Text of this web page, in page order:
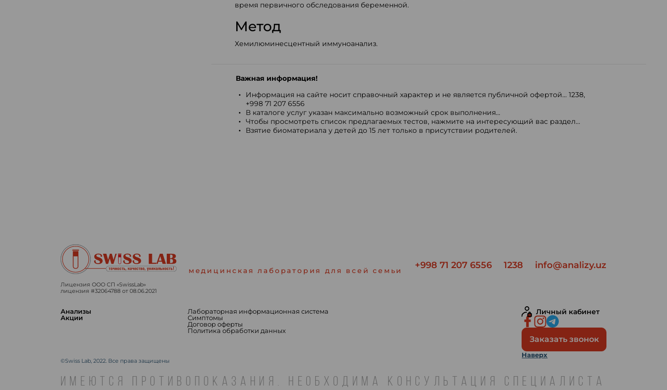
время первичного обследования беременной.
Метод
Хемилюминесцентный иммуноанализ.
Важная информация!
Информация на сайте носит справочный характер и не является публичной офертой... 1238,
+998 71 207 6556
В каталоге услуг указан максимально возможный срок выполнения...
Чтобы просмотреть список предлагаемых тестов, нажмите на интересующий вас раздел...
Взятие биоматериала у детей до 15 лет только в присутствии родителей.
медицинская лаборатория для всей семьи +998 71 207 6556 1238 info@analizy.uz
Лицензия ООО СП «SwissLab»
лицензия #32064788 от 08.06.2021
Анализы
Акции
Лабораторная информационная система
Симптомы
Договор оферты
Политика обработки данных
Личный кабинет
Заказать звонок
Наверх
©Swiss Lab, 2022. Все права защищены
ИМЕЮТСЯ ПРОТИВОПОКАЗАНИЯ. НЕОБХОДИМА КОНСУЛЬТАЦИЯ СПЕЦИАЛИСТА